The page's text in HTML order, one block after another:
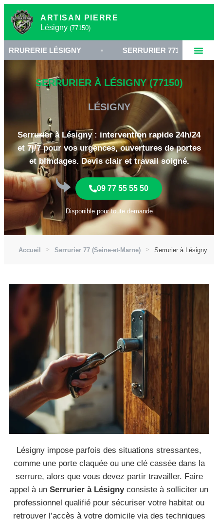
ARTISAN PIERRE
Lésigny (77150)
LÉSIGNY • SERRURIER 77150 •
SERRURIER À LÉSIGNY (77150)
LÉSIGNY
Serrurier à Lésigny : intervention rapide 24h/24
et 7j/7 pour vos urgences, ouvertures de portes
et blindages. Devis clair et travail soigné.
09 77 55 55 50
Disponible pour toute demande
Accueil Serrurier 77 (Seine-et-Marne) Serrurier à Lésigny
Lésigny impose parfois des situations stressantes,
comme une porte claquée ou une clé cassée dans la
serrure, alors que vous devez partir travailler. Faire
appel à un Serrurier à Lésignyconsiste à solliciter un
professionnel qualifié pour sécuriser votre habitat ou
retrouver l’accès à votre domicile via des techniques